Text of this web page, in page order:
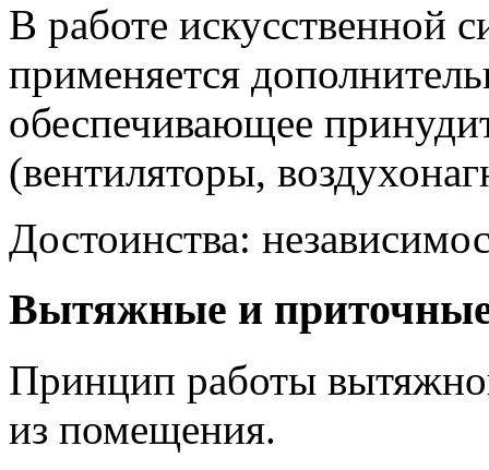
В работе искусственной
применяется
обеспечивающее
(вентиляторы,
Достоинства:
Вытяжные и
Принцип работы
из помещения.